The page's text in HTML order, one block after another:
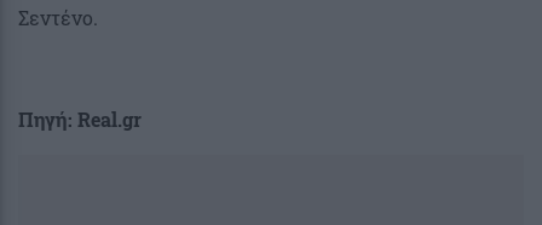
Σεντένο.
Πηγή: Real.gr